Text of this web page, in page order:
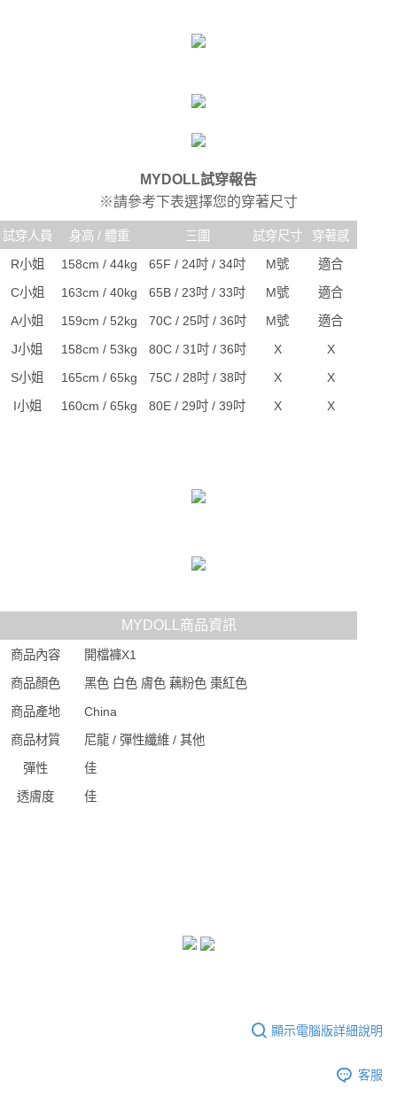
MYDOLL試穿報告
※請參考下表選擇您的穿著尺寸
試穿人員 身高 / 體重 三圍 試穿尺寸
穿著感
R小姐
158cm / 44kg 65F / 24吋 / 34吋 M號
適合
C小姐
163cm / 40kg 65B / 23吋 / 33吋 M號
適合
A小姐
159cm / 52kg 70C / 25吋 / 36吋 M號
適合
J小姐
158cm / 53kg 80C / 31吋 / 36吋 X
X
S小姐
165cm / 65kg 75C / 28吋 / 38吋 X
X
I小姐
160cm / 65kg 80E / 29吋 / 39吋 X X
MYDOLL商品資訊
商品內容
開檔褲X1
商品顏色
黑色 白色 膚色 藕粉色 棗紅色
商品產地
China
商品材質
尼龍 / 彈性纖維 / 其他
彈性
佳
透膚度
佳
顯示電腦版詳細說明
客服